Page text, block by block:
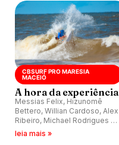
CBSURF PRO MARESIA
MACEIÓ
A hora da experiência
Messias Felix, Hizunomê
Bettero, Willian Cardoso, Alex
Ribeiro, Michael Rodrigues e
Ryan Kainalo foram alguns
leia mais »